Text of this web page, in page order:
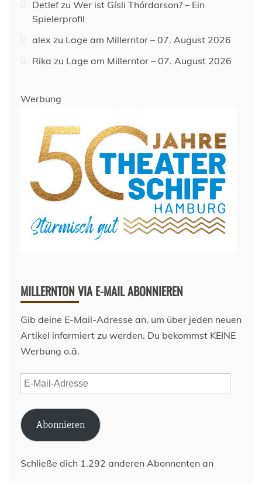
Detlefzu Wer ist Gísli Thórdarson? – Ein
Spielerprofil
alex zu Lage am Millerntor – 07. August 2026
Rika zu Lage am Millerntor – 07. August 2026
Werbung
MILLERNTON VIA E-MAIL ABONNIEREN
Gib deine E-Mail-Adresse an, um über jeden neuen
Artikel informiert zu werden. Du bekommst KEINE
Werbung o.ä.
E-
Mail-
Adresse
Abonnieren
Schließe dich 1.292 anderen Abonnenten an